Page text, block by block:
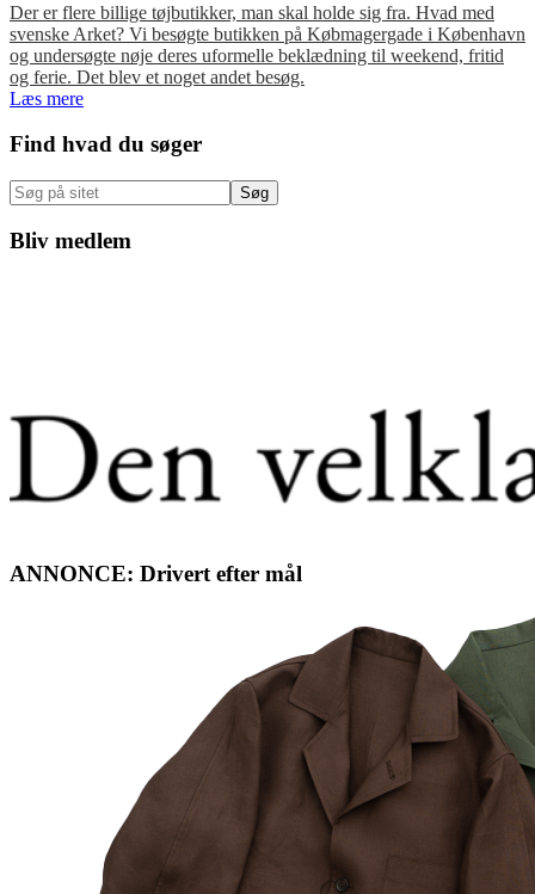
Der er flere billige tøjbutikker, man skal holde sig fra. Hvad med
svenske Arket? Vi besøgte butikken på Købmagergade i København
og undersøgte nøje deres uformelle beklædning til weekend, fritid
og ferie. Det blev et noget andet besøg.
Læs mere
Primær
Sidebar
Find hvad du søger
Søg
på
sitet
Bliv medlem
ANNONCE: Drivert efter mål